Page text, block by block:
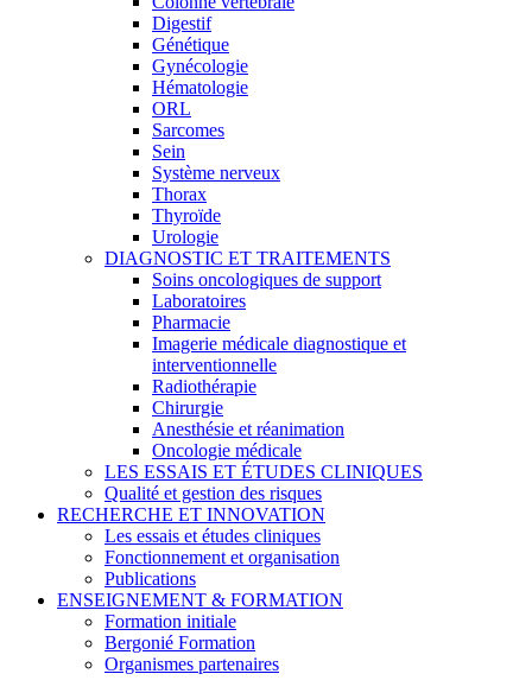
Digestif
Génétique
Gynécologie
Hématologie
ORL
Sarcomes
Sein
Système nerveux
Thorax
Thyroïde
Urologie
DIAGNOSTIC ET TRAITEMENTS
Soins oncologiques de support
Laboratoires
Pharmacie
Imagerie médicale diagnostique et
interventionnelle
Radiothérapie
Chirurgie
Anesthésie et réanimation
Oncologie médicale
LES ESSAIS ET ÉTUDES CLINIQUES
Qualité et gestion des risques
RECHERCHE ET INNOVATION
Les essais et études cliniques
Fonctionnement et organisation
Publications
ENSEIGNEMENT & FORMATION
Formation initiale
Bergonié Formation
Organismes partenaires